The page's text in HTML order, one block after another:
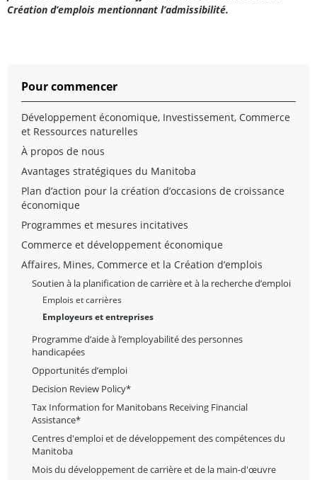
Création d’emplois mentionnant l’admissibilité.
Pour commencer
Développement économique, Investissement, Commerce
et Ressources naturelles
À propos de nous
Avantages stratégiques du Manitoba
Plan d’action pour la création d’occasions de croissance
économique
Programmes et mesures incitatives
Commerce et développement économique
Affaires, Mines, Commerce et la Création d’emplois
Soutien à la planification de carrière et à la recherche d’emploi
Emplois et carrières
Employeurs et entreprises
Programme d’aide à l’employabilité des personnes
handicapées
Opportunités d’emploi
Decision Review Policy*
Tax Information for Manitobans Receiving Financial
Assistance*
Centres d'emploi et de développement des compétences du
Manitoba
Mois du développement de carrière et de la main-d'œuvre